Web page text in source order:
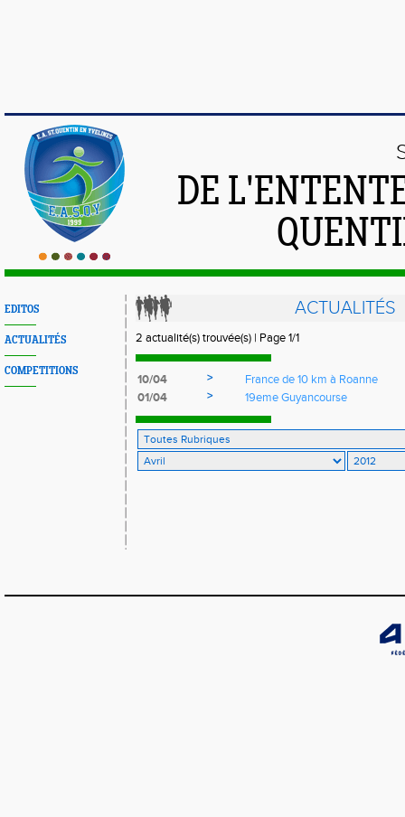
DE
EDITOS
ACTUALITÉS
COMPETITIONS
ACTUALITÉS
2 actualité(s) trouvée(s) | Page 1/1
10/04 >
France de 10 km à Roanne
01/04
> 19eme Guyancourse